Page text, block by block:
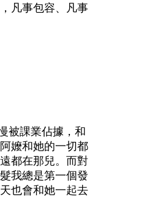
，凡事包容、凡事
被課業佔據，和
嬤和她的一切都
都在那兒。而對
我總是第一個發
也會和她一起去